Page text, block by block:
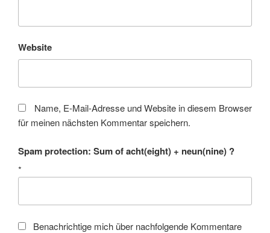
Website
Name, E-Mail-Adresse und Website in diesem Browser
für meinen nächsten Kommentar speichern.
Spam protection: Sum of acht(eight) + neun(nine) ?
*
Benachrichtige mich über nachfolgende Kommentare